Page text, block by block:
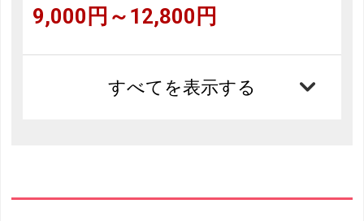
9,000円～12,800円
すべてを表示する